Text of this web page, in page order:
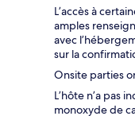
L’accès à
amples
avec
sur la
Onsite parties
L’hôte n’a pas
monoxyde de